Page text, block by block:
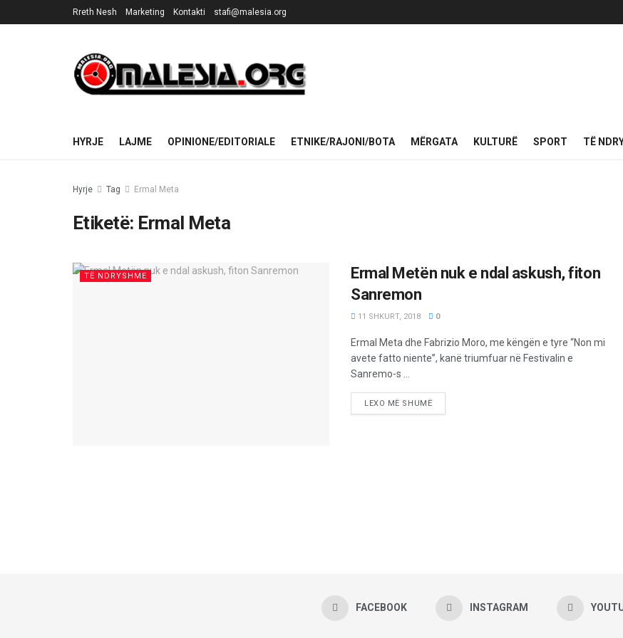
Rreth Nesh Marketing Kontakti stafi@malesia.org
HYRJE LAJME OPINIONE/EDITORIALE ETNIKE/RAJONI/BOTA MËRGATA KULTURË SPORT TË
Hyrje Tag Ermal Meta
Etiketë: Ermal Meta
TË NDRYSHME
Ermal Metën nuk e ndal askush, fiton
Sanremon
11 SHKURT, 2018 0
Ermal Meta dhe Fabrizio Moro, me këngën e tyre “Non mi
avete fatto niente”, kanë triumfuar në Festivalin e
Sanremo-s ...
LEXO MË SHUMË
FACEBOOK INSTAGRAM